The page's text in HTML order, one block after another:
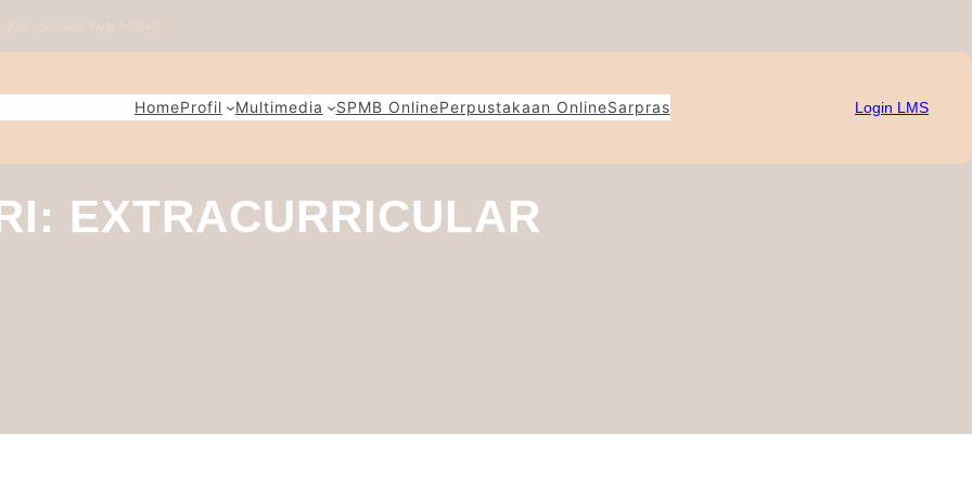
HomeProfil Multimedia SPMB OnlinePerpustakaan OnlineSarpras Login LMS
EXTRACURRICULAR